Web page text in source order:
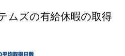
ムズの有給休暇の取得